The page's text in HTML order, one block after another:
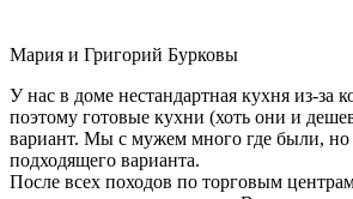
Мария и Григорий Бурковы
У нас в доме нестандартная кухня из-за
поэтому готовые кухни (хоть они и
вариант. Мы с мужем много где были,
подходящего варианта.
После всех походов по торговым